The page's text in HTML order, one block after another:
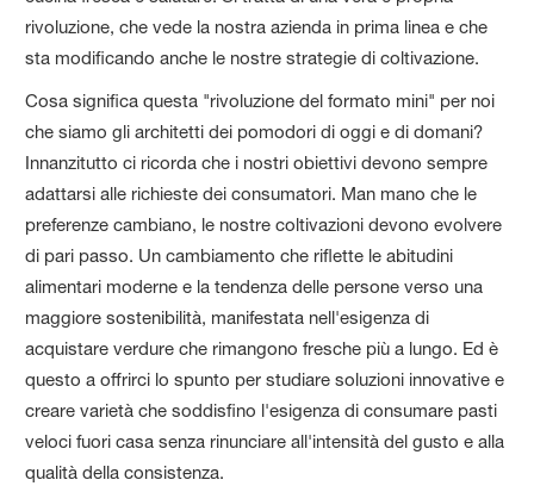
rivoluzione, che vede la nostra azienda in prima linea e che
sta modificando anche le nostre strategie di coltivazione.
Cosa significa questa "rivoluzione del formato mini" per noi
che siamo gli architetti dei pomodori di oggi e di domani?
Innanzitutto ci ricorda che i nostri obiettivi devono sempre
adattarsi alle richieste dei consumatori. Man mano che le
preferenze cambiano, le nostre coltivazioni devono evolvere
di pari passo. Un cambiamento che riflette le abitudini
alimentari moderne e la tendenza delle persone verso una
maggiore sostenibilità, manifestata nell'esigenza di
acquistare verdure che rimangono fresche più a lungo. Ed è
questo a offrirci lo spunto per studiare soluzioni innovative e
creare varietà che soddisfino l'esigenza di consumare pasti
veloci fuori casa senza rinunciare all'intensità del gusto e alla
qualità della consistenza.